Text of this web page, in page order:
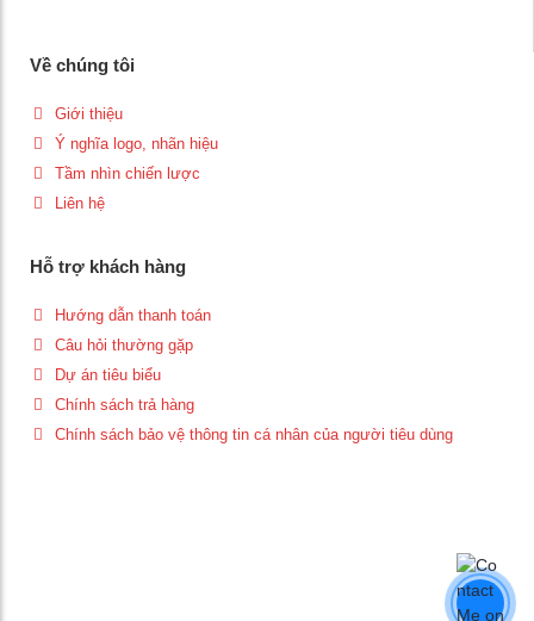
Về chúng tôi
Giới thiệu
Ý nghĩa logo, nhãn hiệu
Tầm nhìn chiến lược
Liên hệ
Hỗ trợ khách hàng
Hướng dẫn thanh toán
Câu hỏi thường gặp
Dự án tiêu biểu
Chính sách trả hàng
Chính sách bảo vệ thông tin cá nhân của người tiêu dùng